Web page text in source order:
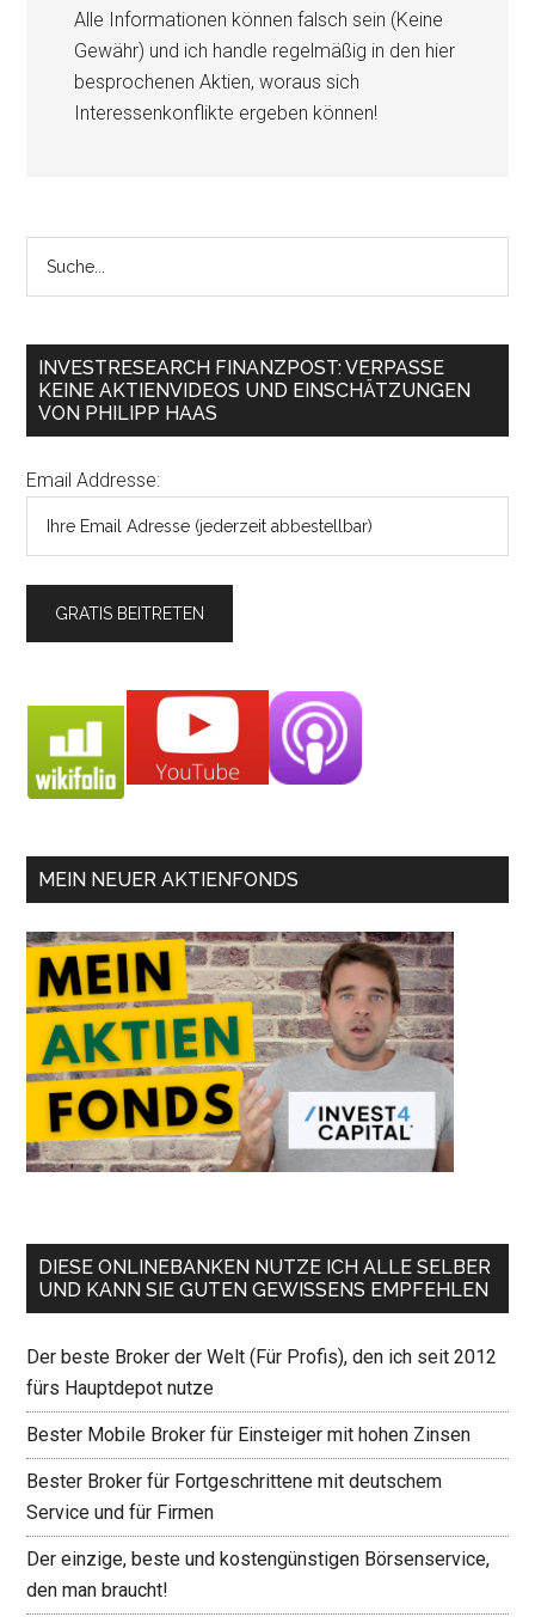
Alle Informationen können falsch sein (Keine
Gewähr) und ich handle regelmäßig in den hier
besprochenen Aktien, woraus sich
Interessenkonflikte ergeben können!
INVESTRESEARCH FINANZPOST: VERPASSE
KEINE AKTIENVIDEOS UND EINSCHÄTZUNGEN
VON PHILIPP HAAS
Email Addresse:
MEIN NEUER AKTIENFONDS
DIESE ONLINEBANKEN NUTZE ICH ALLE SELBER
UND KANN SIE GUTEN GEWISSENS EMPFEHLEN
Der beste Broker der Welt (Für Profis), den ich seit 2012
fürs Hauptdepot nutze
Bester Mobile Broker für Einsteiger mit hohen Zinsen
Bester Broker für Fortgeschrittene mit deutschem
Service und für Firmen
Der einzige, beste und kostengünstigen Börsenservice,
den man braucht!